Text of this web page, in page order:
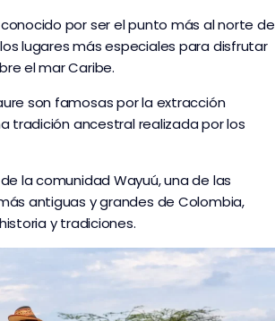
por ser el punto más al norte de
lugares más especiales para disfrutar
el mar Caribe.
son famosas por la extracción
tradición ancestral realizada por los
la comunidad Wayuú, una de las
antiguas y grandes de Colombia,
y tradiciones.